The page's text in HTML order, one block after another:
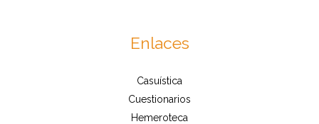
Enlaces
Casuística
Cuestionarios
Hemeroteca